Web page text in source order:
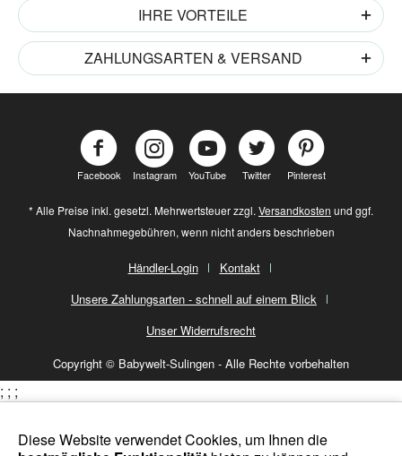
IHRE VORTEILE
ZAHLUNGSARTEN & VERSAND
Facebook Instagram YouTube Twitter Pinterest
* Alle Preise inkl. gesetzl. Mehrwertsteuer zzgl. Versandkosten und ggf.
Nachnahmegebühren, wenn nicht anders beschrieben
Händler-Login
Kontakt
Unsere Zahlungsarten - schnell auf einem Blick
Unser Widerrufsrecht
Copyright © Babywelt-Sulingen - Alle Rechte vorbehalten
Diese Website verwendet Cookies, um Ihnen die
; ; ;